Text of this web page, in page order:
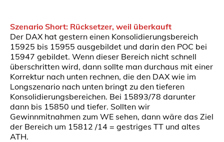
Szenario Short: Rücksetzer, weil überkauft
Der DAX hat gestern einen Konsolidierungsbereich
15925 bis 15955 ausgebildet und darin den POC bei
15947 gebildet. Wenn dieser Bereich nicht schnell
überschritten wird, dann sollte man durchaus mit einer
Korrektur nach unten rechnen, die den DAX wie im
Longszenario nach unten bringt zu den tieferen
Konsolidierungsbereichen. Bei 15893/78 darunter
dann bis 15850 und tiefer. Sollten wir
Gewinnmitnahmen zum WE sehen, dann wäre das Ziel
der Bereich um 15812 /14 = gestriges TT und altes
ATH.